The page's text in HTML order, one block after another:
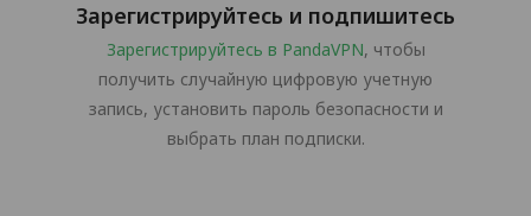
Зарегистрируйтесь и подпишитесь
Зарегистрируйтесь в PandaVPN, чтобы
получить случайную цифровую учетную
запись, установить пароль безопасности и
выбрать план подписки.